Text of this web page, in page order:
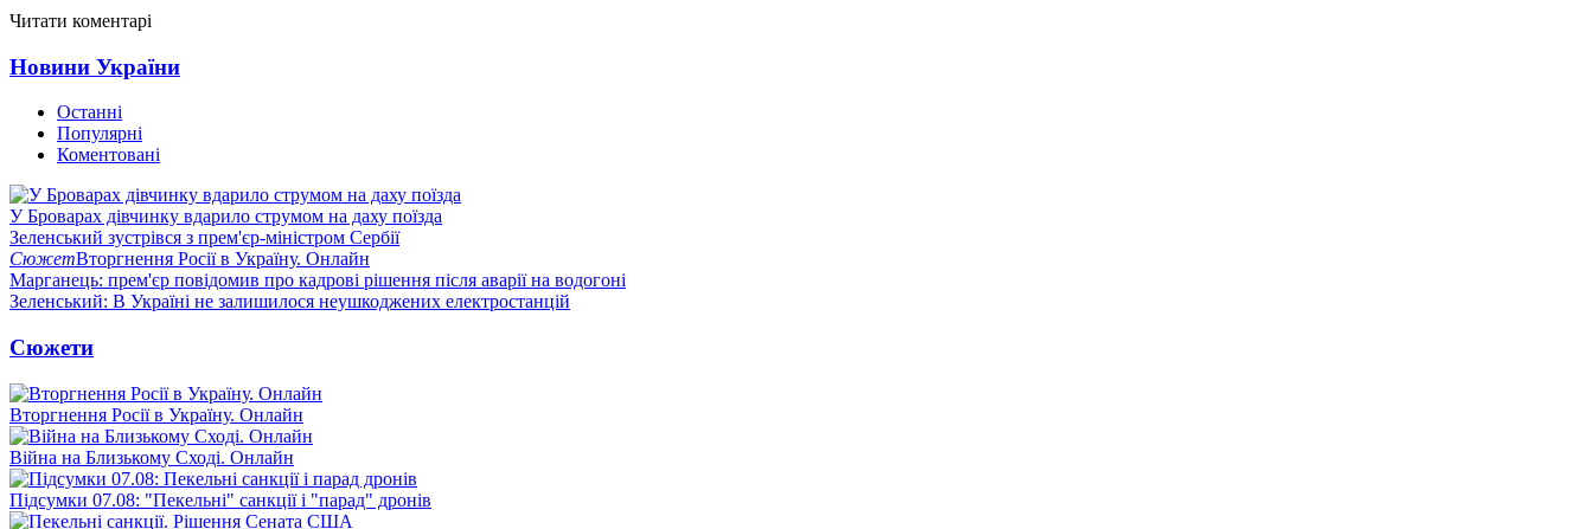
Читати коментарі
Новини України
Останні
Популярні
Коментовані
У Броварах дівчинку вдарило струмом на даху поїзда
Зеленський зустрівся з прем'єр-міністром Сербії
СюжетВторгнення Росії в Україну. Онлайн
Марганець: прем'єр повідомив про кадрові рішення після аварії на водогоні
Зеленський: В Україні не залишилося неушкоджених електростанцій
Сюжети
Вторгнення Росії в Україну. Онлайн
Війна на Близькому Сході. Онлайн
Підсумки 07.08: "Пекельні" санкції і "парад" дронів